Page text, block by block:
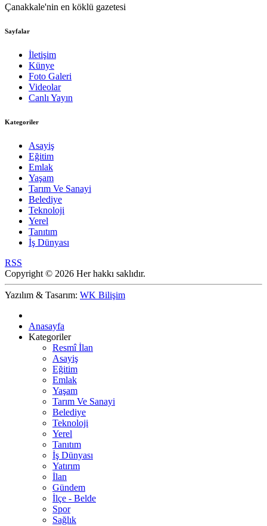
Çanakkale'nin en köklü gazetesi
Sayfalar
İletişim
Künye
Foto Galeri
Videolar
Canlı Yayın
Kategoriler
Asayiş
Eğitim
Emlak
Yaşam
Tarım Ve Sanayi
Belediye
Teknoloji
Yerel
Tanıtım
İş Dünyası
RSS
Copyright © 2026 Her hakkı saklıdır.
Yazılım & Tasarım: WK Bilişim
Anasayfa
Kategoriler
Resmî İlan
Asayiş
Eğitim
Emlak
Yaşam
Tarım Ve Sanayi
Belediye
Teknoloji
Yerel
Tanıtım
İş Dünyası
Yatırım
İlan
Gündem
İlçe - Belde
Spor
Sağlık